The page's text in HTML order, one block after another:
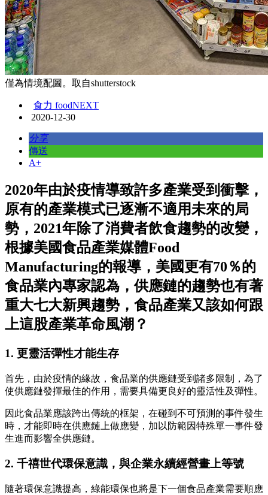
僅為情境配圖。取自shutterstock
食力 foodNEXT
2020-12-30
分享
傳送
A+
2020年由於疫情導致許多產業受到衝擊，
原有的產業模式已逐漸不適用未來的局
勢，2021年除了消費者飲食趨勢的改變，
根據美國食品產業媒體Food
Manufacturing的報導，美國更有70％的
食品業內專家認為，供應鏈的趨勢也有著
重大七大新興趨勢，食品產業又該如何跟
上這股產業革命風潮？
1. 更靈活彈性才能生存
首先，由於疫情的緣故，食品業的供應鏈受到諸多限制，為了
使供應鏈發揮最佳的作用，需要具備更良好的靈活性及彈性。
因此食品業應該跨出傳統的框架，在碰到不可預測的事件發生
時，才能即時在供應鏈上做應變，加以防範因特殊單一事件發
生進而影響全供應鏈。
2. 千禧世代環保意識，與企業永續經營畫上等號
隨著環保意識提高，綠能環保也將是下一個食品產業需要順應